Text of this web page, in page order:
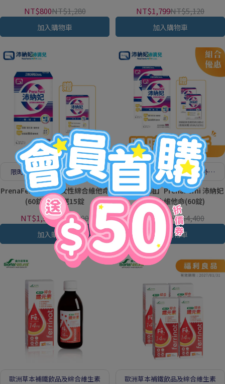
NT$800NT$1,280
加入購物車
NT$1,799NT$5,120
加入購物車
限時加贈15錠! 24種營養，外食
首選
PrenaFemi 沛納妃女性綜合維他命
(60錠)-買就送15錠
NT$1,980NT$2,200
加入購物車
限時加贈30錠! 24種營養，外食
首選
【2盒加贈組】PrenaFemi 沛納妃
女性綜合維他命(60錠)
NT$3,480NT$4,400
加入購物車
歐洲草本補鐵飲品及綜合維生素 歐洲草本補鐵飲品及綜合維生素